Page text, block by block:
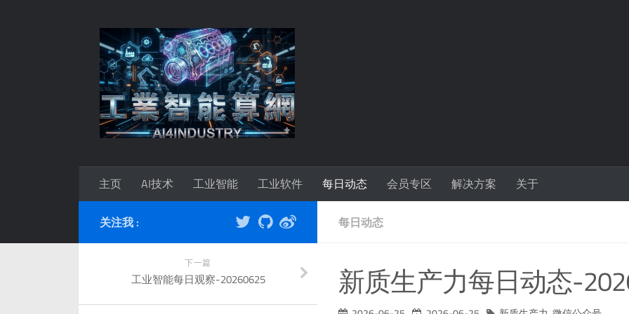
主页 AI技术 工业智能 工业软件 每日动态 会员专区 解决方案 关于
每日动态
新质生产力每日动态-
关注我 :
下一篇
工业智能每日观察-20260625